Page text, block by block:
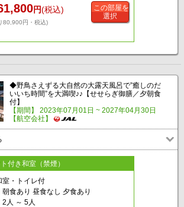
円(税込)
80,900円・税込)
この部屋を
選択
◆野鳥さえずる大自然の大露天風呂で”癒しのだ
いいち時間”を大満喫♪♪【せせらぎ御膳／夕朝食
付】
【期間】 2023年07月01日 ~ 2027年04月30日
【航空会社】
付き和室（禁煙）
室・トイレ付
朝食あり 昼食なし 夕食あり
2人 ～ 5人